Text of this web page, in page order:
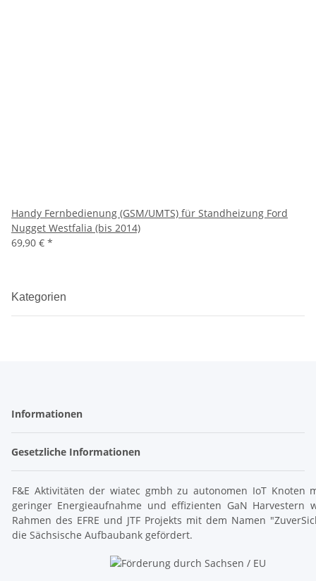
Handy Fernbedienung (GSM/UMTS) für Standheizung Ford
Nugget Westfalia (bis 2014)
69,90 € *
Kategorien
Informationen
Gesetzliche Informationen
F&E Aktivitäten der wiatec gmbh zu autonomen IoT Knoten
geringer Energieaufnahme und effizienten GaN Harvestern
Rahmen des EFRE und JTF Projekts mit dem Namen
die Sächsische Aufbaubank gefördert.